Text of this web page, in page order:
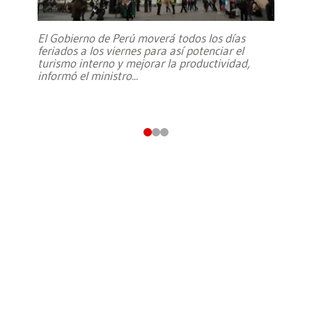
El Gobierno de Perú moverá todos los días
feriados a los viernes para así potenciar el
turismo interno y mejorar la productividad,
informó el ministro...